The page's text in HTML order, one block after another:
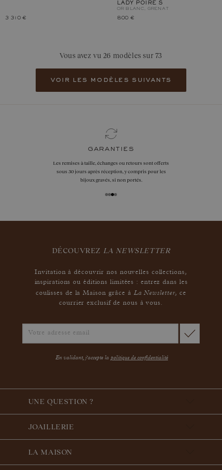
3 310 €
LADY POIRE S
OR BLANC, GRENAT
800 €
Vous avez vu 26 modèles sur 73
voir les modèles suivants
garanties
Les remises à taille, échanges ou retours sont offerts
sous 30 jours après réception, y compris pour les
bijoux gravés, si non portés.
DÉCOUVREZ LA NEWSLETTER
Invitation à découvrir nos nouvelles collections,
inspirations ou éditions limitées : entrez dans les
coulisses de la Maison grâce à La Newsletter,ce
courrier exclusif de nous à vous.
En validant, j'accepte la politique de confidentialité
UNE QUESTION ?
JOAILLERIE
LA MAISON